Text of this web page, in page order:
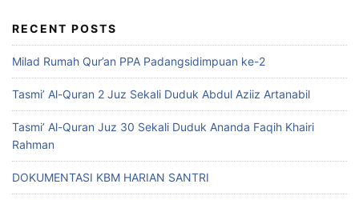
RECENT POSTS
Milad Rumah Qur’an PPA Padangsidimpuan ke-2
Tasmi’ Al-Quran 2 Juz Sekali Duduk Abdul Aziiz Artanabil
Tasmi’ Al-Quran Juz 30 Sekali Duduk Ananda Faqih Khairi
Rahman
DOKUMENTASI KBM HARIAN SANTRI